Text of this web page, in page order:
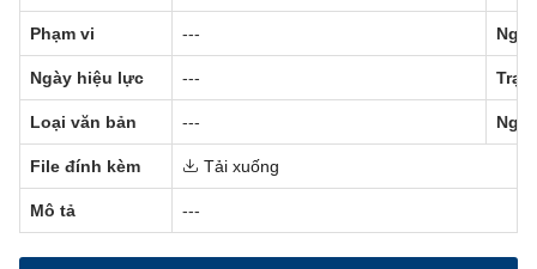
Phạm vi ---
Ngày hiệu lực ---
Loại văn bản ---
File đính kèm Tải xuống
Mô tả ---